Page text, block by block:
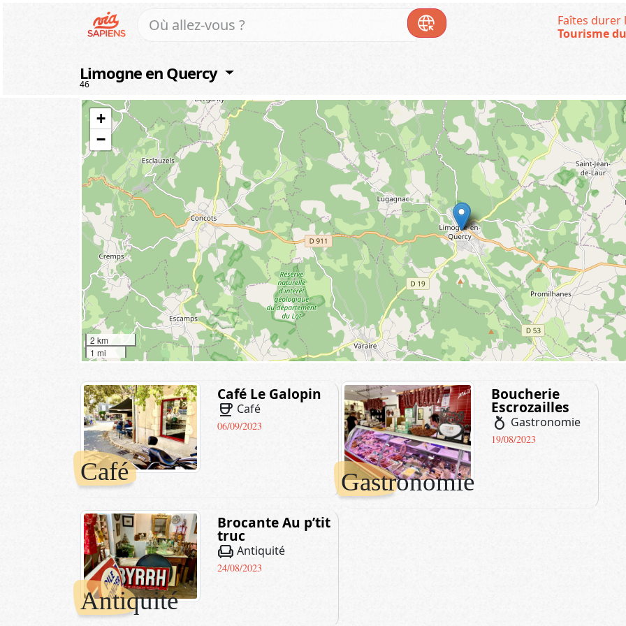
Faîtes durer
Tourisme
Limogne en Quercy
46
+
−
2 km
1 mi
Café
Café Le Galopin
coffee Café
06/09/2023
Antiquité
Brocante Au p’tit
truc
chair Antiquité
24/08/2023
Gastronomie
Boucherie
Escrozailles
nutrition Gastronomie
19/08/2023